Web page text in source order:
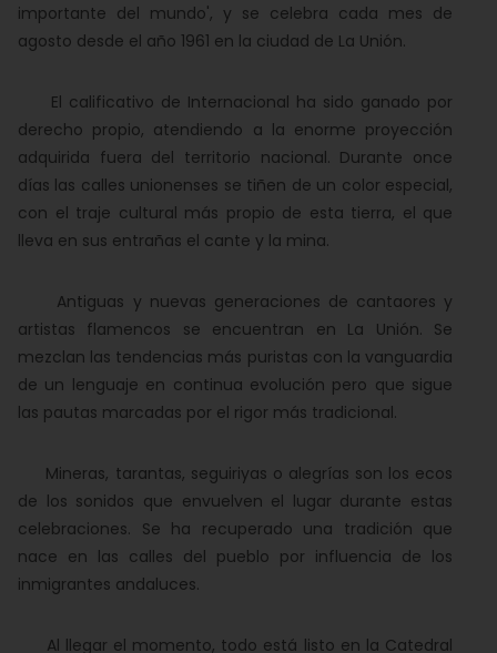
importante del mundo', y se celebra cada mes de
agosto desde el año 1961 en la ciudad de La Unión.
El calificativo de Internacional ha sido ganado por
derecho propio, atendiendo a la enorme proyección
adquirida fuera del territorio nacional. Durante once
días las calles unionenses se tiñen de un color especial,
con el traje cultural más propio de esta tierra, el que
lleva en sus entrañas el cante y la mina.
Antiguas y nuevas generaciones de cantaores y
artistas flamencos se encuentran en La Unión. Se
mezclan las tendencias más puristas con la vanguardia
de un lenguaje en continua evolución pero que sigue
las pautas marcadas por el rigor más tradicional.
Mineras, tarantas, seguiriyas o alegrías son los ecos
de los sonidos que envuelven el lugar durante estas
celebraciones. Se ha recuperado una tradición que
nace en las calles del pueblo por influencia de los
inmigrantes andaluces.
Al llegar el momento, todo está listo en la Catedral